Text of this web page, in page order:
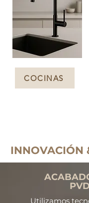
COCINAS
INNOVACIÓN
PVD
Utilizamos